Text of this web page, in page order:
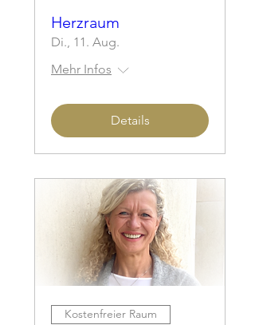
Herzraum
Di., 11. Aug.
Mehr Infos
Details
Kostenfreier Raum